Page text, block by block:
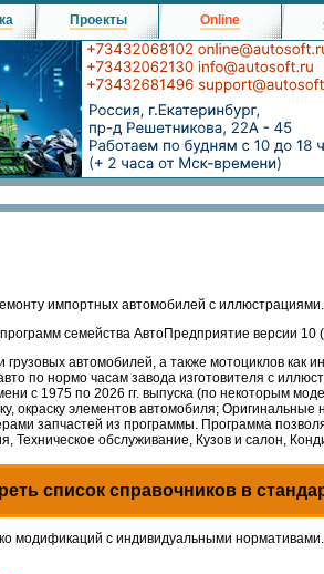
Проекты Online
импортных автомобилей с иллюстрациями.
семейства АвтоПредприятие версии
автомобилей, а также мотоциклов как
по нормо часам завода изготовителя с
с 1975 по 2026 гг. выпуска (по некоторым
окраску элементов автомобиля;
запчастей из программы. Программа
обслуживание, Кузов и салон,
список справочников в
модификаций с индивидуальными